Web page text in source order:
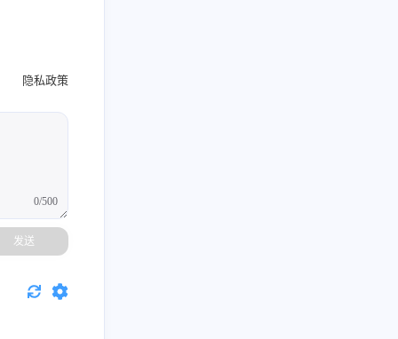
隐私政策
0/500
发送